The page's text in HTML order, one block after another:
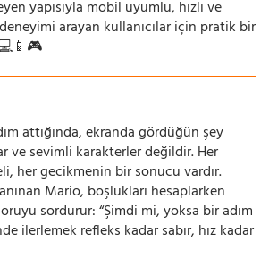
yapısıyla mobil uyumlu, hızlı ve
arayan kullanıcılar için pratik bir
attığında, ekranda gördüğün şey
ve sevimli karakterler değildir. Her
her gecikmenin bir sonucu vardır.
Mario, boşlukları hesaplarken
sordurur: “Şimdi mi, yoksa bir adım
ilerlemek refleks kadar sabır, hız kadar